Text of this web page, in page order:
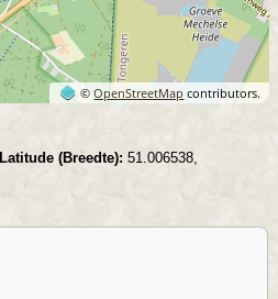
©OpenStreetMap contributors.
Latitude (Breedte): 51.006538,